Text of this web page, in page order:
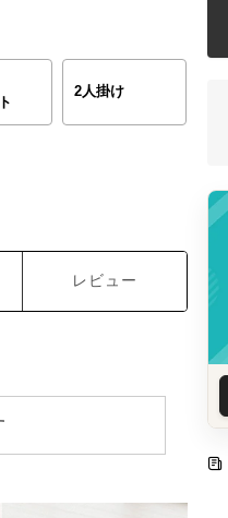
2人掛け
レビュー